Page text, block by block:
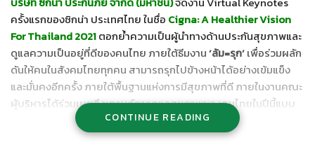
ครั้งแรกของซิกน่า ประเทศไทย ในชื่อ Cigna:A Healthier Vision
For Thailand2021ตอกย้ำความเป็นผู้นำทางด้านประกันสุขภาพและ
ดูแลความเป็นอยู่ที่ดีของคนไทย ภายใต้ธีมงาน‘ล้ม=รุก’เพื่อร่วมผลัก
ดันให้คนในสังคมไทยทุกคน สามารถรุกไปข้างหน้าได้อย่างเข้มแข็ง
และมั่นคงอีกครั้ง ภายใต้พื้นฐานแห่งการมีสุขภาพที่ดี ภายในงานคณะ
ผู้บริหารได้ร่วมเผยถึงเทรนด์การดูแลสุขภาพของคนไทยในปีนี้แบบ
เจาะลึก พร้อมทั้งแนะนำผลิตภัณฑ์ การให้บริการ และนวัตกรรมการ
ดูแลสุขภาพให้แก่ลูกค้าอย่างครบวงจรด้วยระบบ Cigna Health
CONTINUE READING